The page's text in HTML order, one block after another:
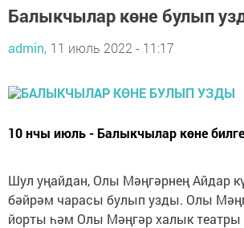
Балыкчылар көне булып
admin, 11 июль 2022 - 11:17
10 нчы июль - Балыкчылар көне
Шул уңайдан, Олы Мәңгәрнең Айдар
бәйрәм чарасы булып узды. Олы
йорты һәм Олы Мәңгәр халык